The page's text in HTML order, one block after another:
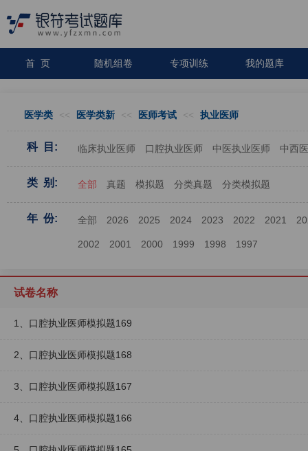
首 页 随机组卷 专项训练 我的题库
医学类 << 医学类新 << 医师考试 << 执业医师
科 目: 临床执业医师 口腔执业医师 中医执业医师 中西
类 别: 全部 真题 模拟题 分类真题 分类模拟题
年 份: 全部 2026 2025 2024 2023 2022 2021
2002 2001 2000 1999 1998 1997
试卷名称
1、口腔执业医师模拟题169
2、口腔执业医师模拟题168
3、口腔执业医师模拟题167
4、口腔执业医师模拟题166